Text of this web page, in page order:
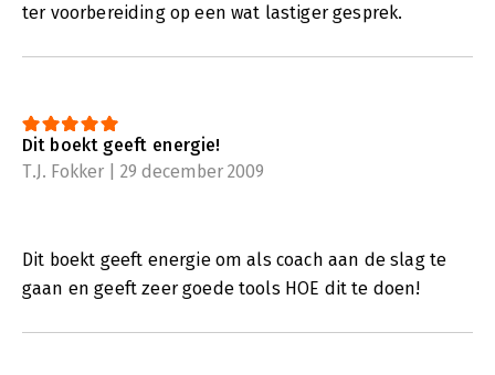
ter voorbereiding op een wat lastiger gesprek.
Dit boekt geeft energie!
T.J. Fokker | 29 december 2009
Dit boekt geeft energie om als coach aan de slag te
gaan en geeft zeer goede tools HOE dit te doen!